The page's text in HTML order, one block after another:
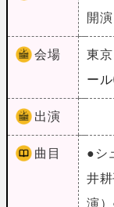
開
会場 東京
ール
出演
曲目
●シ
井
演